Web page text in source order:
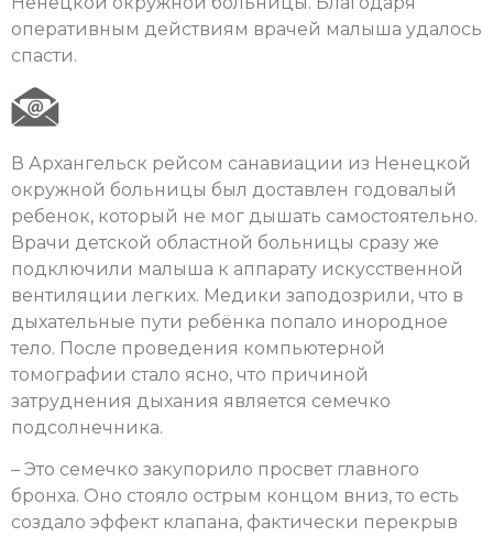
оперативным действиям врачей малыша удалось
спасти.
В Архангельск рейсом санавиации из Ненецкой
окружной больницы был доставлен годовалый
ребенок, который не мог дышать самостоятельно.
Врачи детской областной больницы сразу же
подключили малыша к аппарату искусственной
вентиляции легких. Медики заподозрили, что в
дыхательные пути ребёнка попало инородное
тело. После проведения компьютерной
томографии стало ясно, что причиной
затруднения дыхания является семечко
подсолнечника.
– Это семечко закупорило просвет главного
бронха. Оно стояло острым концом вниз, то есть
создало эффект клапана, фактически перекрыв